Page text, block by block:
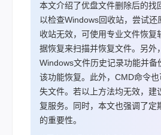
本文介绍了优盘文件删除后的找
以检查Windows回收站，尝试还
收站无效，可使用专业文件恢复
据恢复来扫描并恢复文件。另外
Windows文件历史记录功能并备
该功能恢复。此外，CMD命令
失文件。若以上方法均无效，建
复服务。同时，本文也强调了定
的重要性。